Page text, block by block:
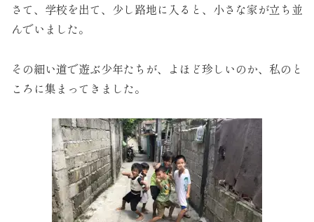
さて、学校を出て、少し路地に入ると、小さな家が立ち並
んでいました。
その細い道で遊ぶ少年たちが、よほど珍しいのか、私のと
ころに集まってきました。